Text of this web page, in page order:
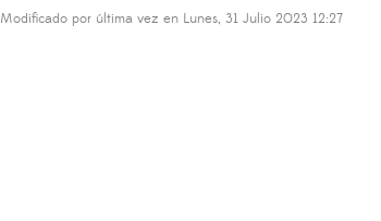
Modificado por última vez en Lunes, 31 Julio 2023 12:27